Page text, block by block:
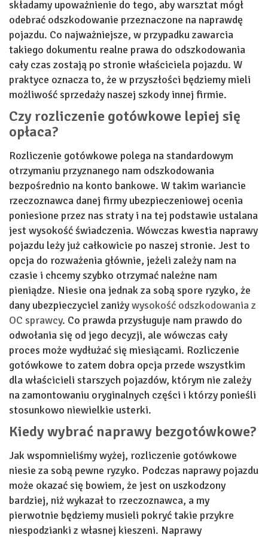
składamy upoważnienie do tego, aby warsztat mógł
odebrać odszkodowanie przeznaczone na naprawdę
pojazdu. Co najważniejsze, w przypadku zawarcia
takiego dokumentu realne prawa do odszkodowania
cały czas zostają po stronie właściciela pojazdu. W
praktyce oznacza to, że w przyszłości będziemy mieli
możliwość sprzedaży naszej szkody innej firmie.
Czy rozliczenie gotówkowe lepiej się
opłaca?
Rozliczenie gotówkowe polega na standardowym
otrzymaniu przyznanego nam odszkodowania
bezpośrednio na konto bankowe. W takim wariancie
rzeczoznawca danej firmy ubezpieczeniowej ocenia
poniesione przez nas straty i na tej podstawie ustalana
jest wysokość świadczenia. Wówczas kwestia naprawy
pojazdu leży już całkowicie po naszej stronie. Jest to
opcja do rozważenia głównie, jeżeli zależy nam na
czasie i chcemy szybko otrzymać należne nam
pieniądze. Niesie ona jednak za sobą spore ryzyko, że
dany ubezpieczyciel zaniżywysokość odszkodowania z
OC sprawcy. Co prawda przysługuje nam prawdo do
odwołania się od jego decyzji, ale wówczas cały
proces może wydłużać się miesiącami. Rozliczenie
gotówkowe to zatem dobra opcja przede wszystkim
dla właścicieli starszych pojazdów, którym nie zależy
na zamontowaniu oryginalnych części i którzy ponieśli
stosunkowo niewielkie usterki.
Kiedy wybrać naprawy bezgotówkowe?
Jak wspomnieliśmy wyżej, rozliczenie gotówkowe
niesie za sobą pewne ryzyko. Podczas naprawy pojazdu
może okazać się bowiem, że jest on uszkodzony
bardziej, niż wykazał to rzeczoznawca, a my
pierwotnie będziemy musieli pokryć takie przykre
niespodzianki z własnej kieszeni. Naprawy